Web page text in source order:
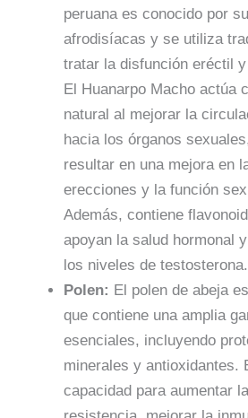
peruana es conocido por
afrodisíacas y se utiliza
tratar la disfunción eréctil
El Huanarpo Macho actúa
natural al mejorar la
hacia los órganos
resultar en una mejora en
erecciones y la función
Además, contiene
apoyan la salud hormonal
los niveles de testosterona.
Polen: El polen de abeja
que contiene una amplia
esenciales, incluyendo
minerales y antioxidantes.
capacidad para aumentar